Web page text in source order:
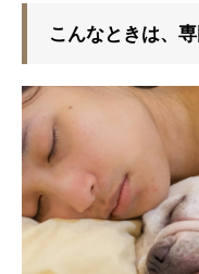
こんなときは、